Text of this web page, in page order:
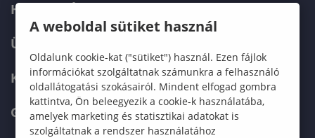
HALLGATÓKNAK
ÜZLETI PARTNEREKNEK
KARRIER
GREEN UNIVERSITY
A weboldal sütiket használ
Oldalunk cookie-kat ("sütiket") használ. Ezen fájlok
információkat szolgáltatnak számunkra a felhasználó
oldallátogatási szokásairól. Mindent elfogad gombra
kattintva, Ön beleegyezik a cookie-k használatába,
amelyek marketing és statisztikai adatokat is
szolgáltatnak a rendszer használatához